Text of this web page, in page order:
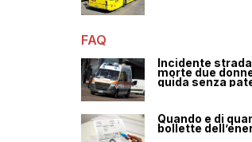
FAQ
Incidente
morte due
guida senza
Quando e di
bollette